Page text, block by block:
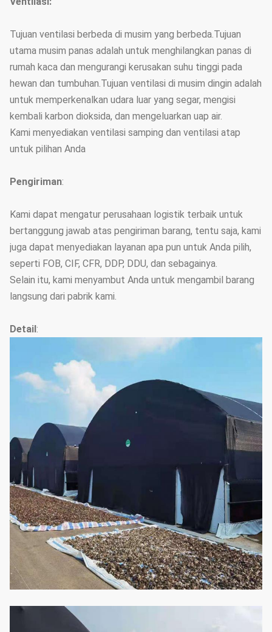
Tujuan ventilasi berbeda di musim yang berbeda.Tujuan
utama musim panas adalah untuk menghilangkan panas di
rumah kaca dan mengurangi kerusakan suhu tinggi pada
hewan dan tumbuhan.Tujuan ventilasi di musim dingin adalah
untuk memperkenalkan udara luar yang segar, mengisi
kembali karbon dioksida, dan mengeluarkan uap air.
Kami menyediakan ventilasi samping dan ventilasi atap
untuk pilihan Anda
Pengiriman:
Kami dapat mengatur perusahaan logistik terbaik untuk
bertanggung jawab atas pengiriman barang, tentu saja, kami
juga dapat menyediakan layanan apa pun untuk Anda pilih,
seperti FOB, CIF, CFR, DDP, DDU, dan sebagainya.
Selain itu, kami menyambut Anda untuk mengambil barang
langsung dari pabrik kami.
Detail: